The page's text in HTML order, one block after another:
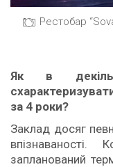
Рестобар
Як в дек
за 4 роки?
Заклад досяг
запланований